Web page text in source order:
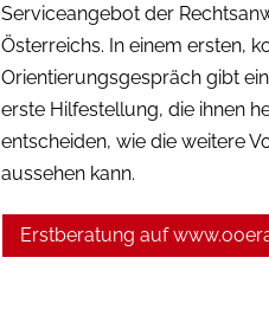
Serviceangebot der
Österreichs. In einem ersten,
Orientierungsgespräch gibt
erste Hilfestellung, die ihnen
entscheiden, wie die weitere
aussehen kann.
Erstberatung auf